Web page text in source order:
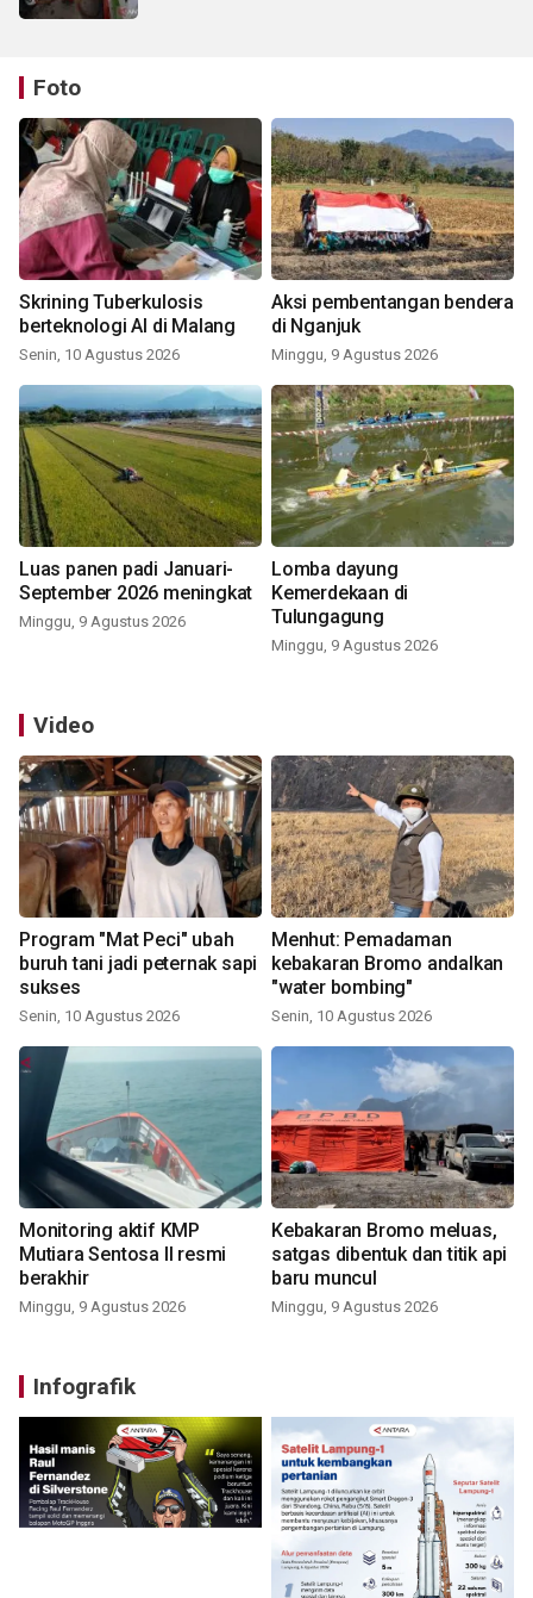
Foto
Skrining Tuberkulosis
berteknologi AI di Malang
Senin, 10 Agustus 2026
Aksi pembentangan bendera
di Nganjuk
Minggu, 9 Agustus 2026
Luas panen padi Januari-
September 2026 meningkat
Minggu, 9 Agustus 2026
Lomba dayung
Kemerdekaan di
Tulungagung
Minggu, 9 Agustus 2026
Video
Program "Mat Peci" ubah
buruh tani jadi peternak sapi
sukses
Senin, 10 Agustus 2026
Menhut: Pemadaman
kebakaran Bromo andalkan
"water bombing"
Senin, 10 Agustus 2026
Monitoring aktif KMP
Mutiara Sentosa II resmi
berakhir
Minggu, 9 Agustus 2026
Kebakaran Bromo meluas,
satgas dibentuk dan titik api
baru muncul
Minggu, 9 Agustus 2026
Infografik